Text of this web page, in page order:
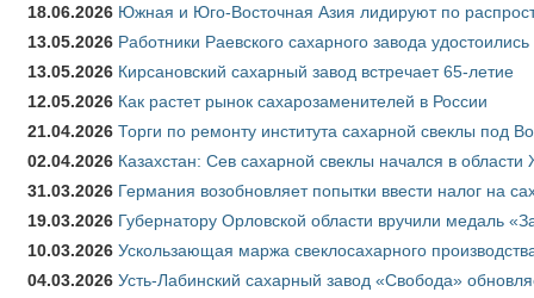
18.06.2026 Южная и Юго-Восточная Азия лидируют по
13.05.2026 Работники Раевского сахарного завода удостоились
13.05.2026 Кирсановский сахарный завод встречает 65-летие
12.05.2026 Как растет рынок сахарозаменителей в России
21.04.2026 Торги по ремонту института сахарной свеклы под
02.04.2026 Казахстан: Сев сахарной свеклы начался в области
31.03.2026 Германия возобновляет попытки ввести налог на
19.03.2026 Губернатору Орловской области вручили медаль
10.03.2026 Ускользающая маржа свеклосахарного
04.03.2026 Усть-Лабинский сахарный завод «Свобода»